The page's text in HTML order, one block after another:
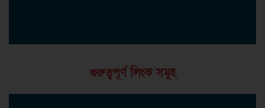
গুরুত্বপূর্ণ লিংক সমূহ